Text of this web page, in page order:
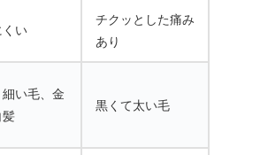
い
チクッとした痛み
あり
い毛、金
髪
黒くて太い毛